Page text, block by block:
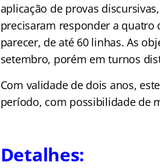
aplicação de provas
precisaram responder a quatro
parecer, de até 60 linhas. As
setembro, porém em turnos
Com validade de dois anos,
período, com possibilidade de
Detalhes: